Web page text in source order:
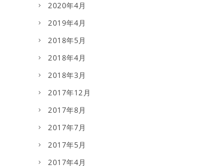
2020年4月
2019年4月
2018年5月
2018年4月
2018年3月
2017年12月
2017年8月
2017年7月
2017年5月
2017年4月